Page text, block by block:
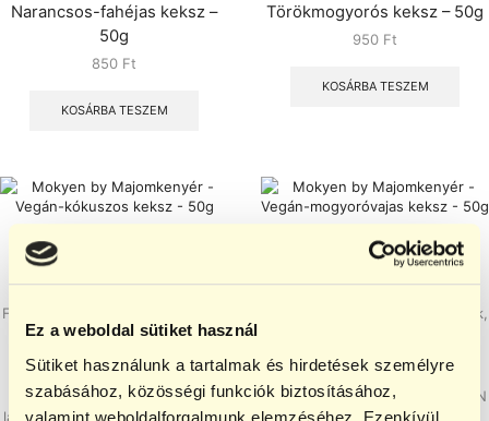
Ez a weboldal sütiket használ
Sütiket használunk a tartalmak és hirdetések személyre
szabásához, közösségi funkciók biztosításához,
valamint weboldalforgalmunk elemzéséhez. Ezenkívül
Narancsos-fahéjas keksz –
50g
850 Ft
KOSÁRBA TESZEM
Törökmogyorós keksz – 50g
950 Ft
KOSÁRBA TESZEM
Finomított cukor nélküli kekszek
Funkcionális termékek,
Gluténmentes vegán kekszek,
Gluténmentes, tej- és
laktózmentes kekszek,MOKYEN
Finomított cukor nélküli kekszek
Gluténmentes, tej- és
laktózmentes kekszek
MOKYEN
termékek